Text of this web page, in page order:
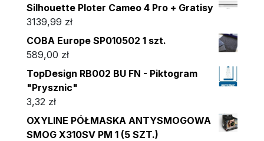
Silhouette Ploter Cameo 4 Pro + Gratisy
3139,99 zł
COBA Europe SP010502 1 szt.
589,00 zł
TopDesign RB002 BU FN - Piktogram
"Prysznic"
3,32 zł
OXYLINE PÓŁMASKA ANTYSMOGOWA
SMOG X310SV PM 1 (5 SZT.)